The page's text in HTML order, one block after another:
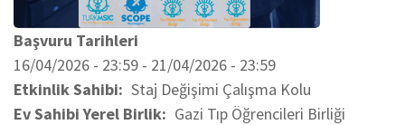
Başvuru Tarihleri
16/04/2026 - 23:59 - 21/04/2026 - 23:59
Etkinlik Sahibi
Staj Değişimi Çalışma Kolu
Ev Sahibi Yerel Birlik
Gazi Tıp Öğrencileri Birliği